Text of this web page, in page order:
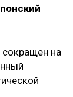
сокращен на